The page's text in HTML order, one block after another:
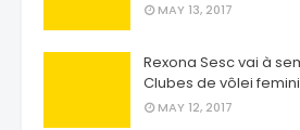
MAY 13, 2017
Rexona Sesc vai à
Clubes de vôlei
MAY 12, 2017